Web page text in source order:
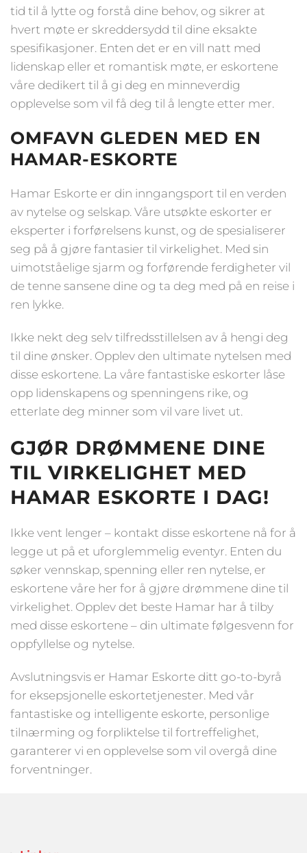
tid til å lytte og forstå dine behov, og sikrer at
hvert møte er skreddersydd til dine eksakte
spesifikasjoner. Enten det er en vill natt med
lidenskap eller et romantisk møte, er eskortene
våre dedikert til å gi deg en minneverdig
opplevelse som vil få deg til å lengte etter mer.
OMFAVN GLEDEN MED EN
HAMAR-ESKORTE
Hamar Eskorte er din inngangsport til en verden
av nytelse og selskap. Våre utsøkte eskorter er
eksperter i forførelsens kunst, og de spesialiserer
seg på å gjøre fantasier til virkelighet. Med sin
uimotståelige sjarm og forførende ferdigheter vil
de tenne sansene dine og ta deg med på en reise i
ren lykke.
Ikke nekt deg selv tilfredsstillelsen av å hengi deg
til dine ønsker. Opplev den ultimate nytelsen med
disse eskortene. La våre fantastiske eskorter låse
opp lidenskapens og spenningens rike, og
etterlate deg minner som vil vare livet ut.
GJØR DRØMMENE DINE
TIL VIRKELIGHET MED
HAMAR ESKORTE I DAG!
Ikke vent lenger – kontakt disse eskortene nå for å
legge ut på et uforglemmelig eventyr. Enten du
søker vennskap, spenning eller ren nytelse, er
eskortene våre her for å gjøre drømmene dine til
virkelighet. Opplev det beste Hamar har å tilby
med disse eskortene – din ultimate følgesvenn for
oppfyllelse og nytelse.
Avslutningsvis er Hamar Eskorte ditt go-to-byrå
for eksepsjonelle eskortetjenester. Med vår
fantastiske og intelligente eskorte, personlige
tilnærming og forpliktelse til fortreffelighet,
garanterer vi en opplevelse som vil overgå dine
forventninger.